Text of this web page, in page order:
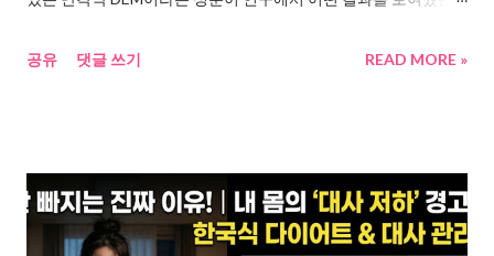
봤다. “어느 날 갑자기, 계단이 무서워졌다” 50대 초반 어느 아침이
퇴행성 무릎 관절염 치료를 받고 있다 는 통계가 나왔다. 그냥 나이
탓이라고 넘기기엔, 숫자가 너무 크다. “왜 아픈 걸까” DEM 난각막
공유 댓글 쓰기 READ MORE »